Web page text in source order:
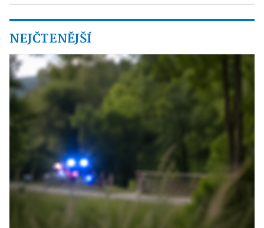
NEJČTENĚJŠÍ